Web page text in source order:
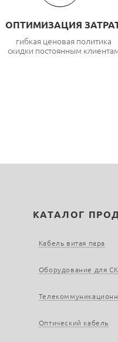
ОПТИМИЗАЦИЯ
гибкая ценовая политика
скидки постоянным
КАТАЛОГ
Кабель витая пара
Оборудование для
Оптический кабель